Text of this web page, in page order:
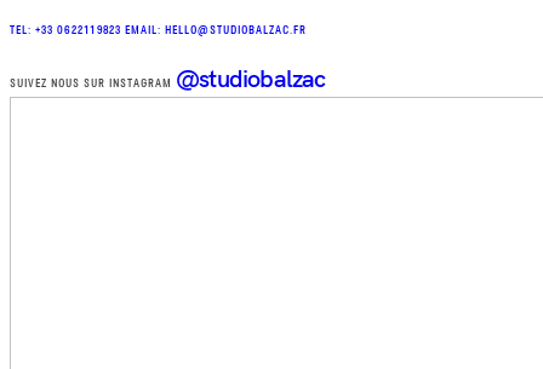
TEL: +33 0622119823 EMAIL: HELLO@STUDIOBALZAC.FR
SUIVEZ NOUS SUR INSTAGRAM @studiobalzac